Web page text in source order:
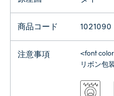
商品コード 1021090
注意事項
<font
リボン包